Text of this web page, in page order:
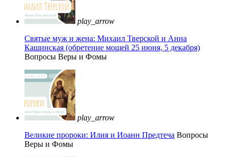
play_arrow
Святые муж и жена: Михаил Тверской и Анна
Кашинская (обретение мощей 25 июня, 5 декабря)
Вопросы Веры и Фомы
play_arrow
Великие пророки: Илия и Иоанн Предтеча Вопросы
Веры и Фомы